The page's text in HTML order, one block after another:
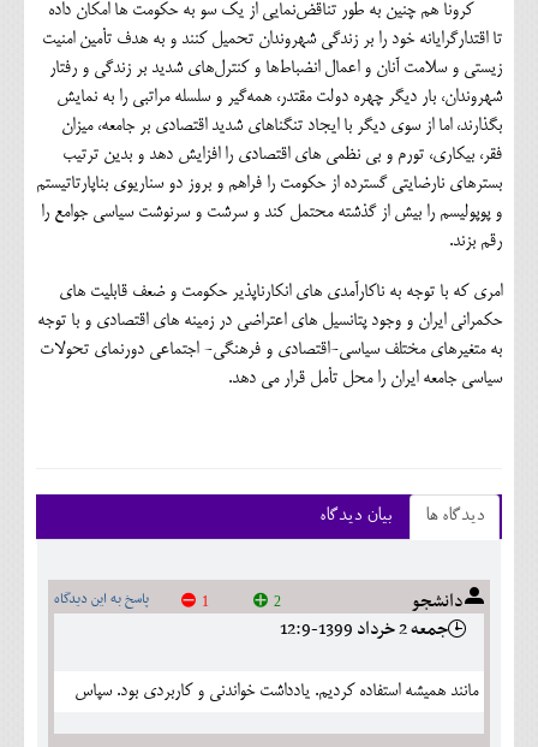
کرونا هم چنین به طور تناقض‌نمایی از یک سو به حکومت ها امکان داده
تا اقتدارگرایانه خود را بر زندگی شهروندان تحمیل کنند و به هدف تأمین امنیت
زیستی و سلامت آنان و اعمال انضباط‌ها و کنترل‌های شدید بر زندگی و رفتار
شهروندان، بار دیگر چهره دولت مقتدر، همه‌گیر و سلسله مراتبی را به نمایش
بگذارند، اما از سوی دیگر با ایجاد تنگناهای شدید اقتصادی بر جامعه، میزان
فقر، بیکاری، تورم و بی نظمی های اقتصادی را افزایش دهد و بدین ترتیب
بسترهای نارضایتی گسترده از حکومت را فراهم و بروز دو سناریوی بناپارتاتیستم
و پوپولیسم را بیش از گذشته محتمل کند و سرشت و سرنوشت سیاسی جوامع را
رقم بزند.
امری که با توجه به ناکارآمدی های انکارناپذیر حکومت و ضعف قابلیت های
حکمرانی ایران و وجود پتانسیل های اعتراضی در زمینه های اقتصادی و با توجه
به متغیرهای مختلف سیاسی-اقتصادی و فرهنگی- اجتماعی دورنمای تحولات
سیاسی جامعه ایران را محل تأمل قرار می دهد.
دیدگاه ها بیان دیدگاه
دانشجو پاسخ به این دیدگاه 2
1
جمعه 2 خرداد 1399-12:9
مانند همیشه استفاده کردیم. یادداشت خواندنی و کاربردی بود. سپاس